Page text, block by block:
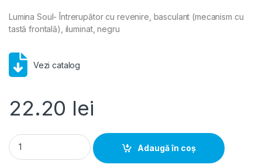
Lumina Soul- Întrerupător cu revenire, basculant (mecanism cu
tastă frontală), iluminat, negru
Vezi catalog
22.20 lei
Lumina Soul- Intrerupator cu revenire, basculant
Adaugă în coș